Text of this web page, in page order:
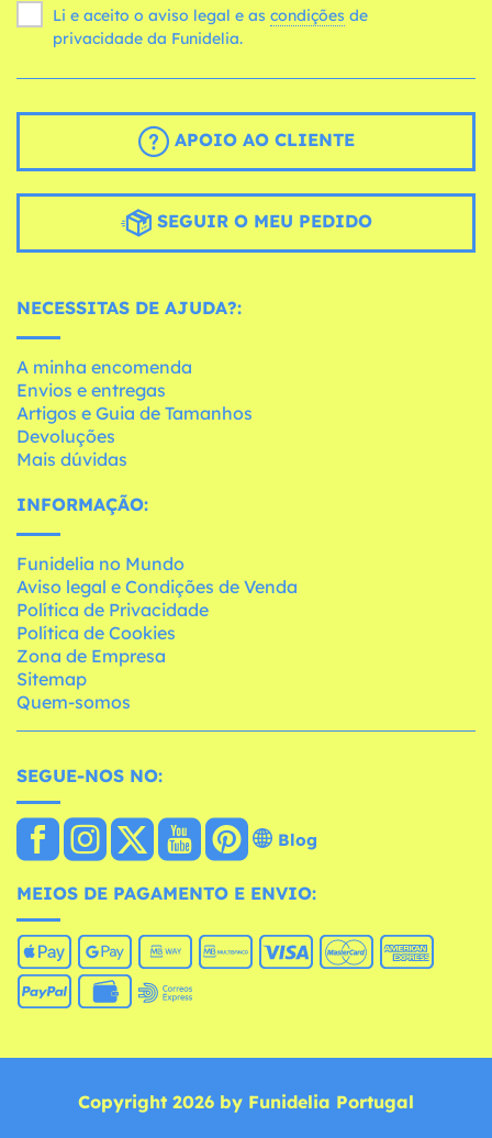
Li e aceito o aviso legal e as condições
privacidade da Funidelia.
APOIO AO CLIENTE
SEGUIR O MEU PEDIDO
NECESSITAS DE AJUDA?:
A minha encomenda
Envios e entregas
Artigos e Guia de Tamanhos
Devoluções
Mais dúvidas
INFORMAÇÃO:
Funidelia no Mundo
Aviso legal e Condições de Venda
Política de Privacidade
Política de Cookies
Zona de Empresa
Sitemap
Quem-somos
SEGUE-NOS NO:
Blog
MEIOS DE PAGAMENTO E ENVIO:
Copyright 2026 by Funidelia Portugal